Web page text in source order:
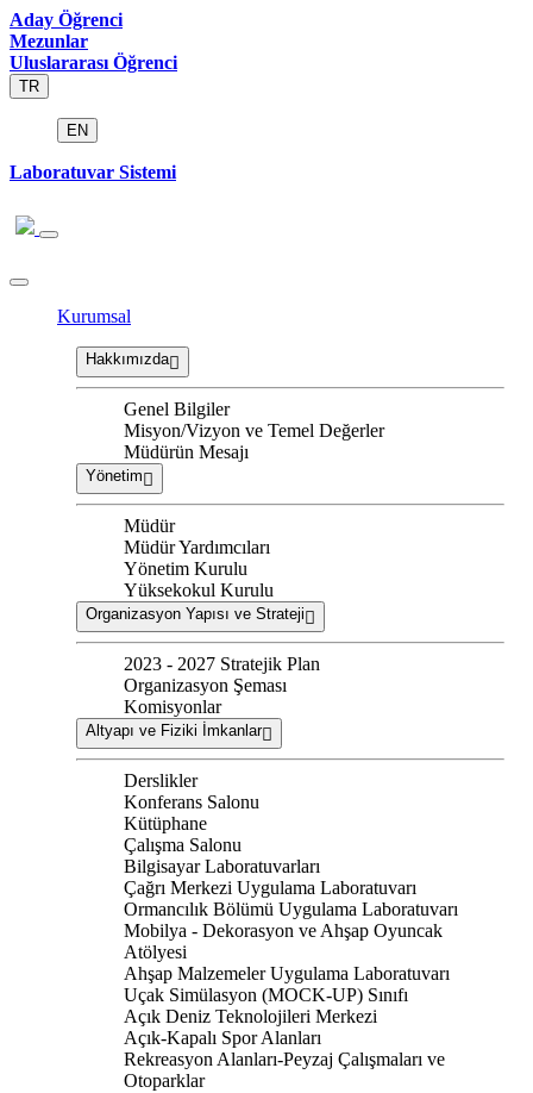
Aday Öğrenci
Mezunlar
Uluslararası Öğrenci
TR
EN
Laboratuvar Sistemi
Kurumsal
Hakkımızda
Genel Bilgiler
Misyon/Vizyon ve Temel Değerler
Müdürün Mesajı
Yönetim
Müdür
Müdür Yardımcıları
Yönetim Kurulu
Yüksekokul Kurulu
Organizasyon Yapısı ve Strateji
2023 - 2027 Stratejik Plan
Organizasyon Şeması
Komisyonlar
Altyapı ve Fiziki İmkanlar
Derslikler
Konferans Salonu
Kütüphane
Çalışma Salonu
Bilgisayar Laboratuvarları
Çağrı Merkezi Uygulama Laboratuvarı
Ormancılık Bölümü Uygulama Laboratuvarı
Mobilya - Dekorasyon ve Ahşap Oyuncak
Atölyesi
Ahşap Malzemeler Uygulama Laboratuvarı
Uçak Simülasyon (MOCK-UP) Sınıfı
Açık Deniz Teknolojileri Merkezi
Açık-Kapalı Spor Alanları
Rekreasyon Alanları-Peyzaj Çalışmaları ve
Otoparklar